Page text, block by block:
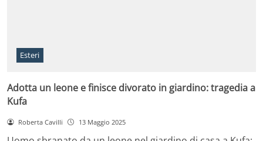
Esteri
Adotta un leone e finisce divorato in giardino: tragedia a
Kufa
Roberta Cavilli 13 Maggio 2025